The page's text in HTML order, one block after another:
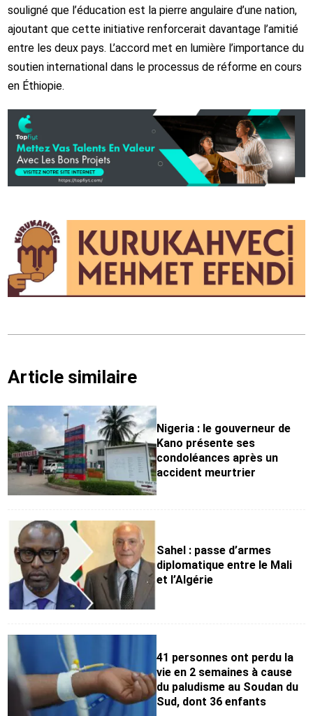
souligné que l’éducation est la pierre angulaire d’une nation,
ajoutant que cette initiative renforcerait davantage l’amitié
entre les deux pays. L’accord met en lumière l’importance du
soutien international dans le processus de réforme en cours
en Éthiopie.
Article similaire
Nigeria : le gouverneur de
Kano présente ses
condoléances après un
accident meurtrier
Sahel : passe d’armes
diplomatique entre le Mali
et l’Algérie
41 personnes ont perdu la
vie en 2 semaines à cause
du paludisme au Soudan du
Sud, dont 36 enfants